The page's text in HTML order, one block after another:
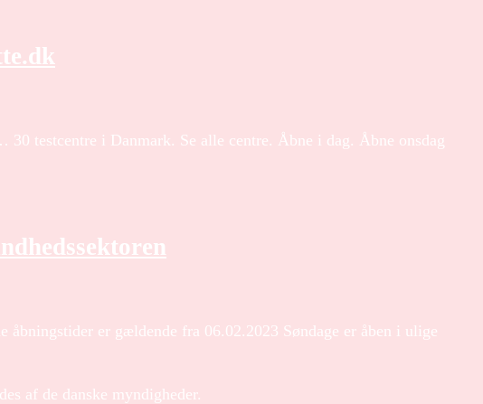
testcentre i Danmark. Se alle centre. Åbne i dag. Åbne onsdag
er gældende fra 06.02.2023 Søndage er åben i ulige
af de danske myndigheder.